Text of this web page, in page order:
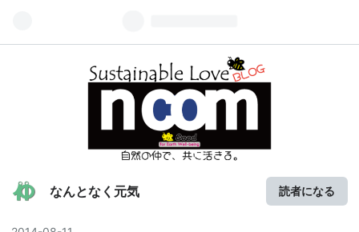
なんとなく元気 読者になる